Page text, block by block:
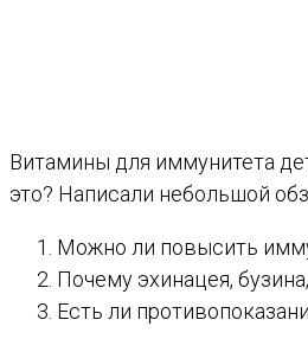
Витамины для иммунитета
это? Написали небольшой
Можно ли повысить
Почему эхинацея,
Есть ли